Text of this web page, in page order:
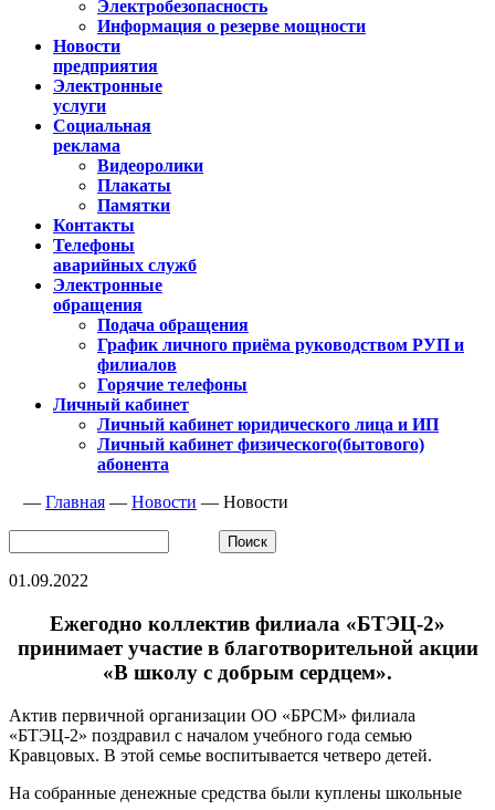
Электробезопасность
Информация о резерве мощности
Новости
предприятия
Электронные
услуги
Социальная
реклама
Видеоролики
Плакаты
Памятки
Контакты
Телефоны
аварийных служб
Электронные
обращения
Подача обращения
График личного приёма руководством РУП и
филиалов
Горячие телефоны
Личный кабинет
Личный кабинет юридического лица и ИП
Личный кабинет физического(бытового)
абонента
— Главная — Новости — Новости
01.09.2022
Ежегодно коллектив филиала «БТЭЦ-2»
принимает участие в благотворительной акции
«В школу с добрым сердцем».
Актив первичной организации ОО «БРСМ» филиала
«БТЭЦ-2» поздравил с началом учебного года семью
Кравцовых. В этой семье воспитывается четверо детей.
На собранные денежные средства были куплены школьные